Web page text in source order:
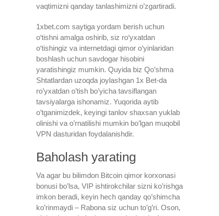
vaqtimizni qanday tanlashimizni o’zgartiradi.
1xbet.com saytiga yordam berish uchun
o‘tishni amalga oshirib, siz ro‘yxatdan
o‘tishingiz va internetdagi qimor o‘yinlaridan
boshlash uchun savdogar hisobini
yaratishingiz mumkin. Quyida biz Qo’shma
Shtatlardan uzoqda joylashgan 1x Bet-da
ro’yxatdan o’tish bo’yicha tavsiflangan
tavsiyalarga ishonamiz. Yuqorida aytib
o’tganimizdek, keyingi tanlov shaxsan yuklab
olinishi va o’rnatilishi mumkin bo’lgan muqobil
VPN dasturidan foydalanishdir.
Baholash yarating
Va agar bu bilimdon Bitcoin qimor korxonasi
bonusi bo’lsa, VIP ishtirokchilar sizni ko’rishga
imkon beradi, keyin hech qanday qo’shimcha
ko’rinmaydi – Rabona siz uchun to’g’ri. Oson,